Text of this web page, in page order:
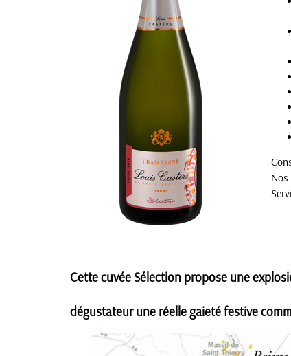
Cette cuvée Sélection propose une
dégustateur une réelle gaieté festive